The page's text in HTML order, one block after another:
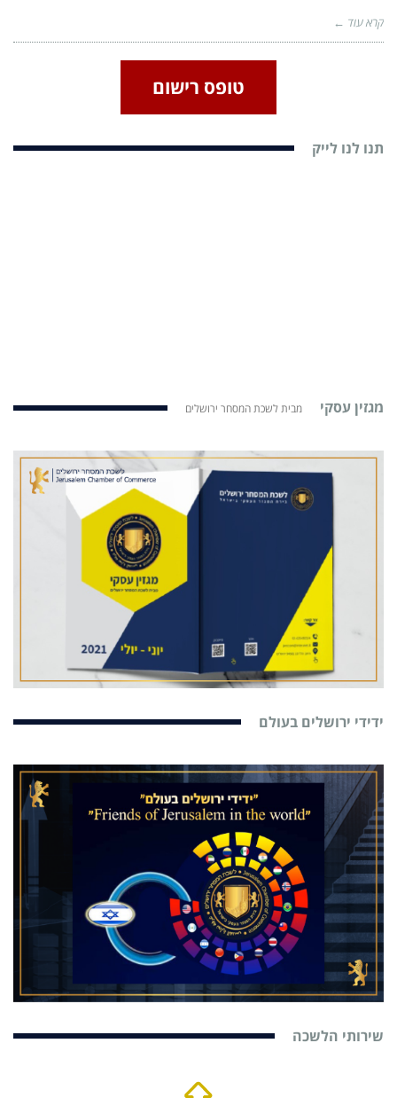
קרא עוד ←
טופס רישום
תנו לנו לייק
מגזין עסקי מבית לשכת המסחר ירושלים
ידידי ירושלים בעולם
שירותי הלשכה